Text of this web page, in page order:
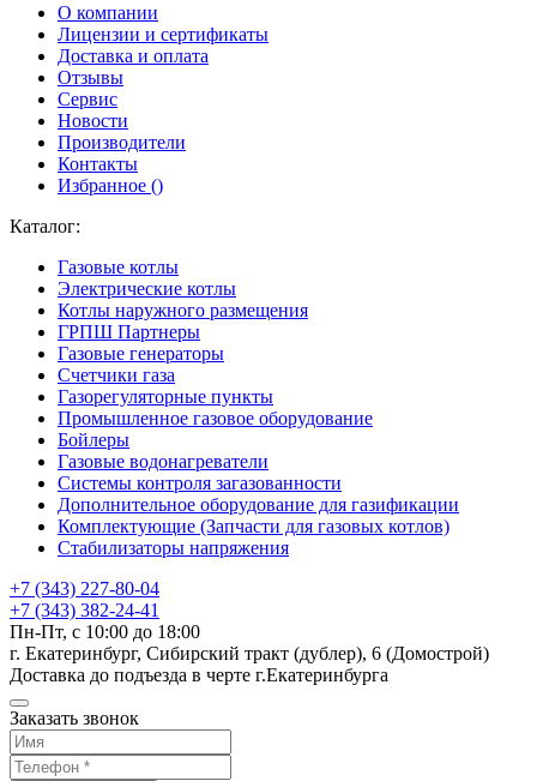
О компании
Лицензии и сертификаты
Доставка и оплата
Отзывы
Сервис
Новости
Производители
Контакты
Избранное ()
Каталог:
Газовые котлы
Электрические котлы
Котлы наружного размещения
ГРПШ Партнеры
Газовые генераторы
Счетчики газа
Газорегуляторные пункты
Промышленное газовое оборудование
Бойлеры
Газовые водонагреватели
Системы контроля загазованности
Дополнительное оборудование для газификации
Комплектующие (Запчасти для газовых котлов)
Стабилизаторы напряжения
+7 (343) 227-80-04
+7 (343) 382-24-41
Пн-Пт, с 10:00 до 18:00
г. Екатеринбург, Сибирский тракт (дублер), 6 (Домострой)
Доставка до подъезда в черте г.Екатеринбурга
Заказать звонок